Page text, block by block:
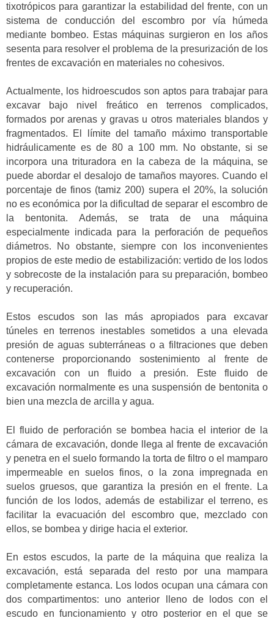
tixotrópicos para garantizar la estabilidad del frente, con un
sistema de conducción del escombro por vía húmeda
mediante bombeo. Estas máquinas surgieron en los años
sesenta para resolver el problema de la presurización de los
frentes de excavación en materiales no cohesivos.
Actualmente, los hidroescudos son aptos para trabajar para
excavar bajo nivel freático en terrenos complicados,
formados por arenas y gravas u otros materiales blandos y
fragmentados. El límite del tamaño máximo transportable
hidráulicamente es de 80 a 100 mm. No obstante, si se
incorpora una trituradora en la cabeza de la máquina, se
puede abordar el desalojo de tamaños mayores. Cuando el
porcentaje de finos (tamiz 200) supera el 20%, la solución
no es económica por la dificultad de separar el escombro de
la bentonita. Además, se trata de una máquina
especialmente indicada para la perforación de pequeños
diámetros. No obstante, siempre con los inconvenientes
propios de este medio de estabilización: vertido de los lodos
y sobrecoste de la instalación para su preparación, bombeo
y recuperación.
Estos escudos son las más apropiados para excavar
túneles en terrenos inestables sometidos a una elevada
presión de aguas subterráneas o a filtraciones que deben
contenerse proporcionando sostenimiento al frente de
excavación con un fluido a presión. Este fluido de
excavación normalmente es una suspensión de bentonita o
bien una mezcla de arcilla y agua.
El fluido de perforación se bombea hacia el interior de la
cámara de excavación, donde llega al frente de excavación
y penetra en el suelo formando la torta de filtro o el mamparo
impermeable en suelos finos, o la zona impregnada en
suelos gruesos, que garantiza la presión en el frente. La
función de los lodos, además de estabilizar el terreno, es
facilitar la evacuación del escombro que, mezclado con
ellos, se bombea y dirige hacia el exterior.
En estos escudos, la parte de la máquina que realiza la
excavación, está separada del resto por una mampara
completamente estanca. Los lodos ocupan una cámara con
dos compartimentos: uno anterior lleno de lodos con el
escudo en funcionamiento y otro posterior en el que se